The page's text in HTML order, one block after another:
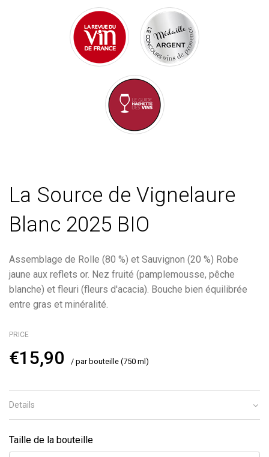
La Source de Vignelaure
Blanc 2025 BIO
Assemblage de Rolle (80 %) et Sauvignon (20 %) Robe
jaune aux reflets or. Nez fruité (pamplemousse, pêche
blanche) et fleuri (fleurs d'acacia). Bouche bien équilibrée
entre gras et minéralité.
PRICE
€15,90 / par bouteille (750 ml)
Details
Taille de la bouteille